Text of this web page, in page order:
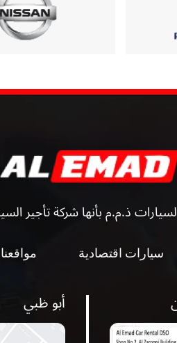
ذ.م.م بأنها شركة تأجير
سيارات اقتصادية مواقعنا
أبو ظبي